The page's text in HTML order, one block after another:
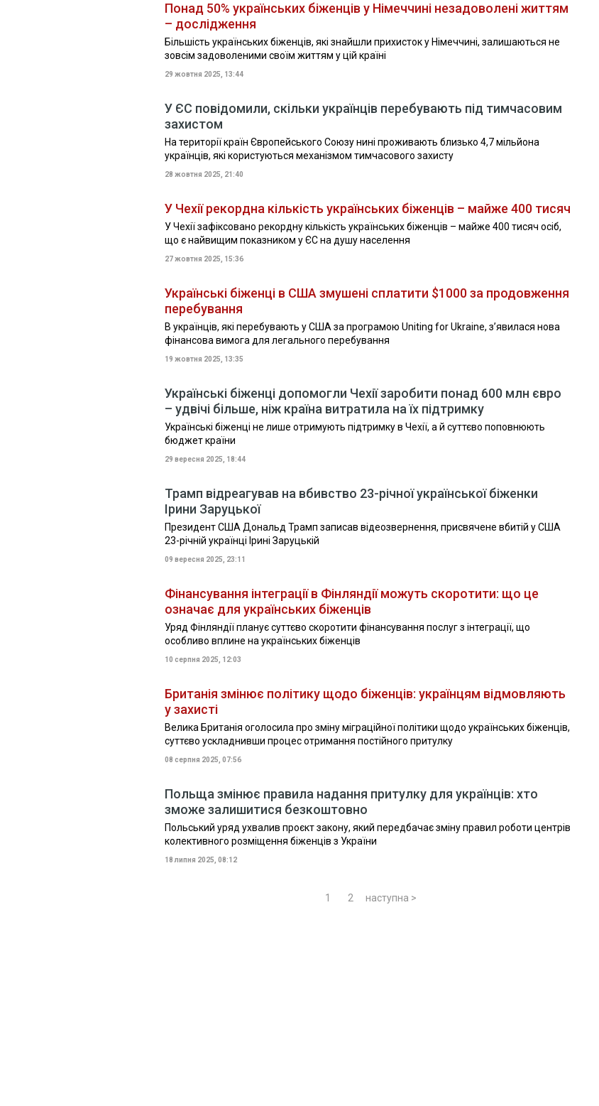
Понад 50% українських біженців у Німеччині незадоволені життям
– дослідження
Більшість українських біженців, які знайшли прихисток у Німеччині, залишаються не
зовсім задоволеними своїм життям у цій країні
29 жовтня 2025, 13:44
У ЄС повідомили, скільки українців перебувають під тимчасовим
захистом
На території країн Європейського Союзу нині проживають близько 4,7 мільйона
українців, які користуються механізмом тимчасового захисту
28 жовтня 2025, 21:40
У Чехії рекордна кількість українських біженців – майже 400 тисяч
У Чехії зафіксовано рекордну кількість українських біженців – майже 400 тисяч осіб,
що є найвищим показником у ЄС на душу населення
27 жовтня 2025, 15:36
Українські біженці в США змушені сплатити $1000 за продовження
перебування
В українців, які перебувають у США за програмою Uniting for Ukraine, з’явилася нова
фінансова вимога для легального перебування
19 жовтня 2025, 13:35
Українські біженці допомогли Чехії заробити понад 600 млн євро
– удвічі більше, ніж країна витратила на їх підтримку
Українські біженці не лише отримують підтримку в Чехії, а й суттєво поповнюють
бюджет країни
29 вересня 2025, 18:44
Трамп відреагував на вбивство 23-річної української біженки
Ірини Заруцької
Президент США Дональд Трамп записав відеозвернення, присвячене вбитій у США
23-річній українці Ірині Заруцькій
09 вересня 2025, 23:11
Фінансування інтеграції в Фінляндії можуть скоротити: що це
означає для українських біженців
Уряд Фінляндії планує суттєво скоротити фінансування послуг з інтеграції, що
особливо вплине на українських біженців
10 серпня 2025, 12:03
Британія змінює політику щодо біженців: українцям відмовляють
у захисті
Велика Британія оголосила про зміну міграційної політики щодо українських біженців,
суттєво ускладнивши процес отримання постійного притулку
08 серпня 2025, 07:56
Польща змінює правила надання притулку для українців: хто
зможе залишитися безкоштовно
Польський уряд ухвалив проєкт закону, який передбачає зміну правил роботи центрів
колективного розміщення біженців з України
18 липня 2025, 08:12
1 2 наступна >